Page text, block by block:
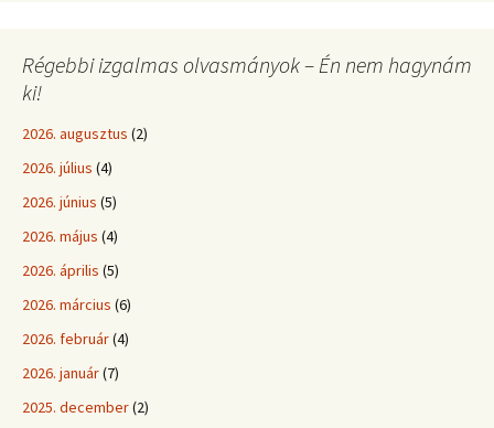
Régebbi izgalmas olvasmányok – Én nem hagynám
ki!
2026. augusztus (2)
2026. július (4)
2026. június (5)
2026. május (4)
2026. április (5)
2026. március (6)
2026. február(4)
2026. január(7)
2025. december(2)